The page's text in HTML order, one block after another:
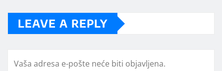
LEAVE A REPLY
Vaša adresa e-pošte neće biti objavljena.